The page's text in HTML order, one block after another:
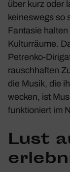
über kurz oder
keines­wegs so
Fantasie
Kultur­räume.
Petrenko-
rausch­haften
die Musik, die
wecken, ist
funk­tio­niert im
Lust